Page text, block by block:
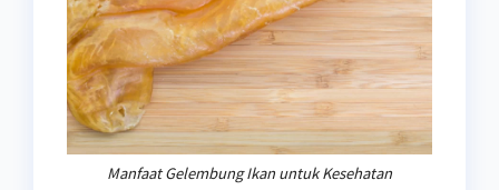
Manfaat Gelembung Ikan untuk Kesehatan